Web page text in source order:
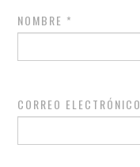
NOMBRE *
CORREO ELECTRÓNICO